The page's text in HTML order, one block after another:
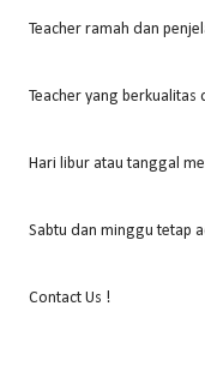
Teacher ramah dan
Teacher yang
Hari libur atau tanggal
Sabtu dan minggu tetap
Contact Us !